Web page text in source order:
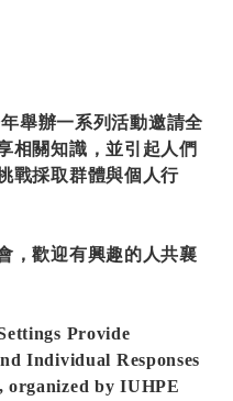
舉辦一系列活動邀請全
相關知識，並引起人們
戰採取群體與個人行
，歡迎有興趣的人共襄
Provide
Individual Responses
organized by IUHPE